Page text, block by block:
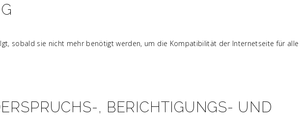
sobald sie nicht mehr benötigt werden, um die Kompatibilität der Internetseite für
, BERICHTIGUNGS- UND